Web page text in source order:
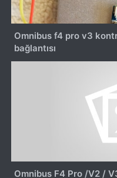
Omnibus f4 pro v3
bağlantısı
Omnibus F4 Pro /V2 /